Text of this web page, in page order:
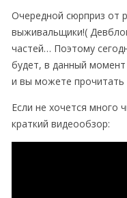
Очередной сюрприз от
выживальщики!(
частей… Поэтому
будет, в данный момент
и вы можете прочитать
Если не хочется много
краткий видеообзор: